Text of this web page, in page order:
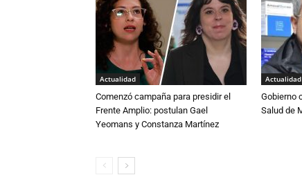
Actualidad
Comenzó campaña para presidir el
Frente Amplio: postulan Gael
Yeomans y Constanza Martínez
Actualidad
Gobierno
Salud de